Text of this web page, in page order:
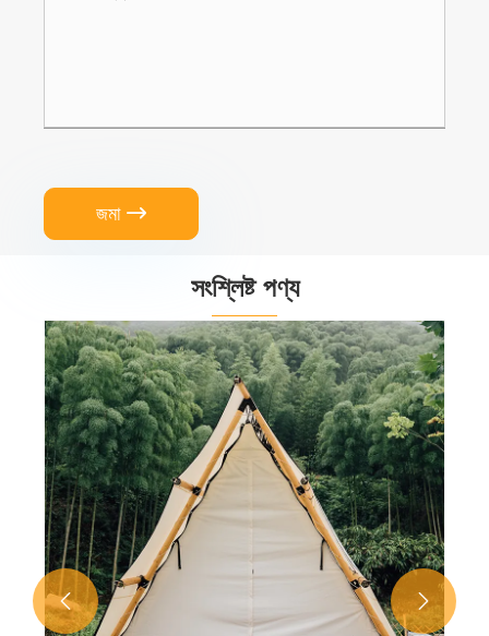
জমা 
সংশ্লিষ্ট পণ্য
 